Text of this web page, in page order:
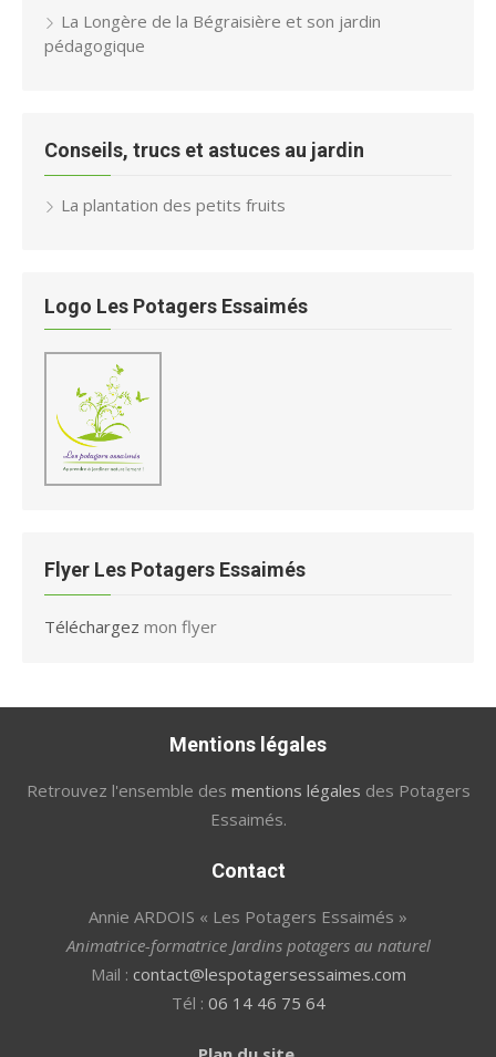
La Longère de la Bégraisière et son jardin
pédagogique
Conseils, trucs et astuces au jardin
La plantation des petits fruits
Logo Les Potagers Essaimés
Flyer Les Potagers Essaimés
Téléchargez mon flyer
Mentions légales
Retrouvez l'ensemble des mentions légales des Potagers
Essaimés.
Contact
Annie ARDOIS « Les Potagers Essaimés »
Animatrice-formatrice Jardins potagers au naturel
Mail : contact@lespotagersessaimes.com
Tél : 06 14 46 75 64